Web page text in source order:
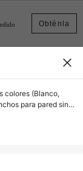
Obténla
colores (Blanco,
para pared sin
vidrio - Ganchos
llaves - Fácil de